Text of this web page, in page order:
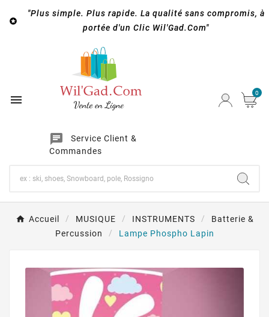

"Plus simple. Plus rapide. La qualité sans compromis, à
portée d'un Clic Wil'Gad.Com"

chat
Service Client &
Commandes
0
Accueil MUSIQUE INSTRUMENTS
Batterie &
Percussion
Lampe Phospho Lapin